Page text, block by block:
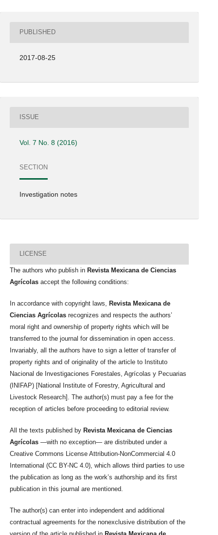
PUBLISHED
2017-08-25
ISSUE
Vol. 7 No. 8 (2016)
SECTION
Investigation notes
LICENSE
The authors who publish in Revista Mexicana de Ciencias
Agrícolas accept the following conditions:
In accordance with copyright laws,
Revista Mexicana de
Ciencias Agrícolas recognizes and respects the authors’
moral right and ownership of property rights which will be
transferred to the journal for dissemination in open access.
Invariably, all the authors have to sign a letter of transfer of
property rights and of originality of the article to Instituto
Nacional de Investigaciones Forestales, Agrícolas y Pecuarias
(INIFAP) [National Institute of Forestry, Agricultural and
Livestock Research]. The author(s) must pay a fee for the
reception of articles before proceeding to editorial review.
All the texts published by Revista Mexicana de Ciencias
Agrícolas —with no exception— are distributed under a
Creative Commons License Attribution-NonCommercial 4.0
International (CC BY-NC 4.0), which allows third parties to use
the publication as long as the work’s authorship and its first
publication in this journal are mentioned.
The author(s) can enter into independent and additional
contractual agreements for the nonexclusive distribution of the